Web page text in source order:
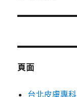
文
頁面
台北皮膚專科